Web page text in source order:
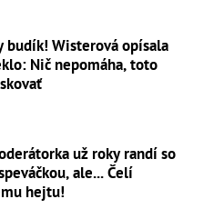
budík! Wisterová opísala
Nič nepomáha, toto
už roky randí so
ale... Čelí
hejtu!